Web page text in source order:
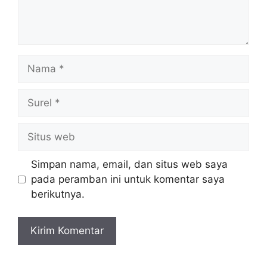
web
Simpan nama, email, dan situs web saya
pada peramban ini untuk komentar saya
berikutnya.